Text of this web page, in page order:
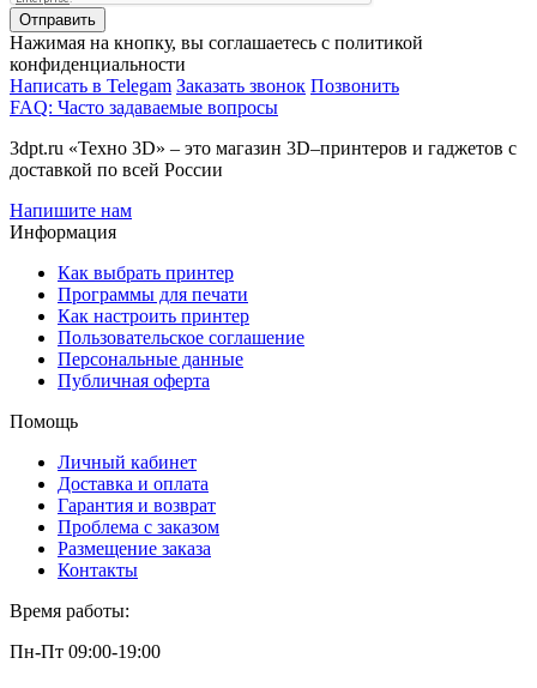
Отправить
Нажимая на кнопку, вы соглашаетесь с политикой
конфиденциальности
Написать в Telegam Заказать звонок Позвонить
FAQ: Часто задаваемые вопросы
3dpt.ru «Техно 3D» – это магазин 3D–принтеров и гаджетов с
доставкой по всей России
Напишите нам
Информация
Как выбрать принтер
Программы для печати
Как настроить принтер
Пользовательское соглашение
Персональные данные
Публичная оферта
Помощь
Личный кабинет
Доставка и оплата
Гарантия и возврат
Проблема с заказом
Размещение заказа
Контакты
Время работы:
Пн-Пт 09:00-19:00